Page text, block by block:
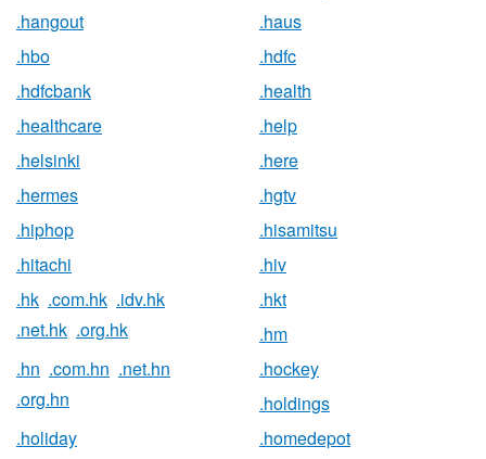
.hangout
.haus
.hbo
.hdfc
.hdfcbank
.health
.healthcare
.help
.helsinki
.here
.hermes
.hgtv
.hiphop
.hisamitsu
.hitachi
.hiv
.hk .com.hk .idv.hk
.net.hk .org.hk
.hkt
.hm
.hn .com.hn .net.hn
.org.hn
.hockey
.holdings
.holiday
.homedepot